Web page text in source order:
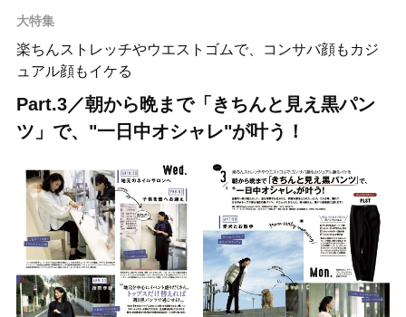
大特集
楽ちんストレッチやウエストゴムで、コンサバ顔もカジ
ュアル顔もイケる
Part.3／朝から晩まで「きちんと見え黒パン
ツ」で、"一日中オシャレ"が叶う！